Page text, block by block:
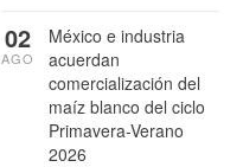
México e industria
acuerdan
comercialización del
maíz blanco del ciclo
Primavera-Verano
2026
02
AGO